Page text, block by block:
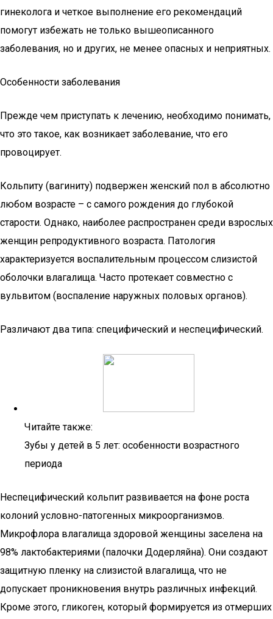
гинеколога и четкое выполнение его рекомендаций
помогут избежать не только вышеописанного
заболевания, но и других, не менее опасных и неприятных.
Особенности заболевания
Прежде чем приступать к лечению, необходимо понимать,
что это такое, как возникает заболевание, что его
провоцирует.
Кольпиту (вагиниту) подвержен женский пол в абсолютно
любом возрасте – с самого рождения до глубокой
старости. Однако, наиболее распространен среди взрослых
женщин репродуктивного возраста. Патология
характеризуется воспалительным процессом слизистой
оболочки влагалища. Часто протекает совместно с
вульвитом (воспаление наружных половых органов).
Различают два типа: специфический и неспецифический.
Читайте также:
Зубы у детей в 5 лет: особенности возрастного
периода
Неспецифический кольпит развивается на фоне роста
колоний условно-патогенных микроорганизмов.
Микрофлора влагалища здоровой женщины заселена на
98% лактобактериями (палочки Додерляйна). Они создают
защитную пленку на слизистой влагалища, что не
допускает проникновения внутрь различных инфекций.
Кроме этого, гликоген, который формируется из отмерших